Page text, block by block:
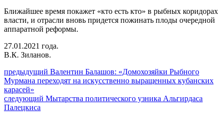
Ближайшее время покажет «кто есть кто» в рыбных коридорах
власти, и отрасли вновь придется пожинать плоды очередной
аппаратной реформы.
27.01.2021 года.
В.К. Зиланов.
Навигация
по
записям
предыдущий Предыдущий
пост:
Валентин Балашов: «Домохозяйки Рыбного
Мурмана переходят на искусственно выращенных кубанских
карасей»
следующий Следующее
Мытарства политического узника Альгирдаса
Палецкиса